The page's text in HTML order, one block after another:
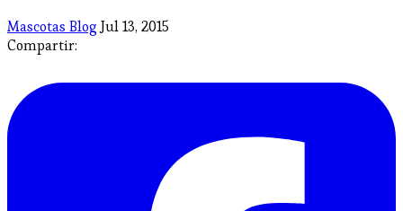
Mascotas Blog Jul 13, 2015
Compartir: